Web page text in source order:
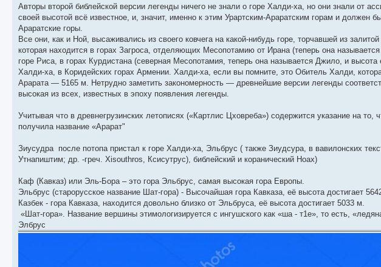
Авторы второй библейской версии легенды ничего не знали о горе Халди-ха, но они знали от
своей высотой всё известное, и, значит, именно к этим Урартским-Араратским горам и должен
Араратские горы.
Все они, как и Ной, высаживались из своего ковчега на какой-нибудь горе, торчавшей из
которая находится в горах Загроса, отделяющих Месопотамию от Ирана (теперь она
горе Риса, в горах Курдистана (северная Месопотамия, теперь она называется Джило, и
Халди-ха, в Коридейских горах Армении. Халди-ха, если вы помните, это Обитель Халди,
Арарата — 5165 м. Нетрудно заметить закономерность — древнейшие версии легенды
высокая из всех, известных в эпоху появления легенды.
Учитывая что в древнегрузинских летописях («Картлис Цховреба») содержится указание на
получила название «Арарат"
Зиусудра после потопа пристал к горе Халди-ха, Эльбрус ( также Зиудсура, в вавилонских
Утнапиштим; др. -греч. Xisouthros, Ксисутрус), библейский и коранический Ноах)
Каф (Кавказ) или Эль-Бора – это гора Эльбрус, самая высокая гора Европы.
Эльбрус (старорусское название Шат-гора) - Высочайшая гора Кавказа, её высота достигает
Казбек - гора Кавказа, находится довольно близко от Эльбруса, её высота достигает 5033 м.
«Шат-гора». Название вершины этимологизируется с ингушского как «ша - т1е», то есть,
Элбрус